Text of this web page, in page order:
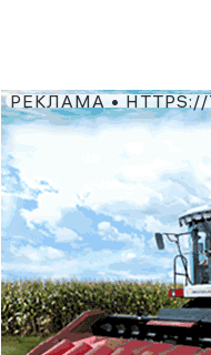
РЕКЛАМА • HTTPS://